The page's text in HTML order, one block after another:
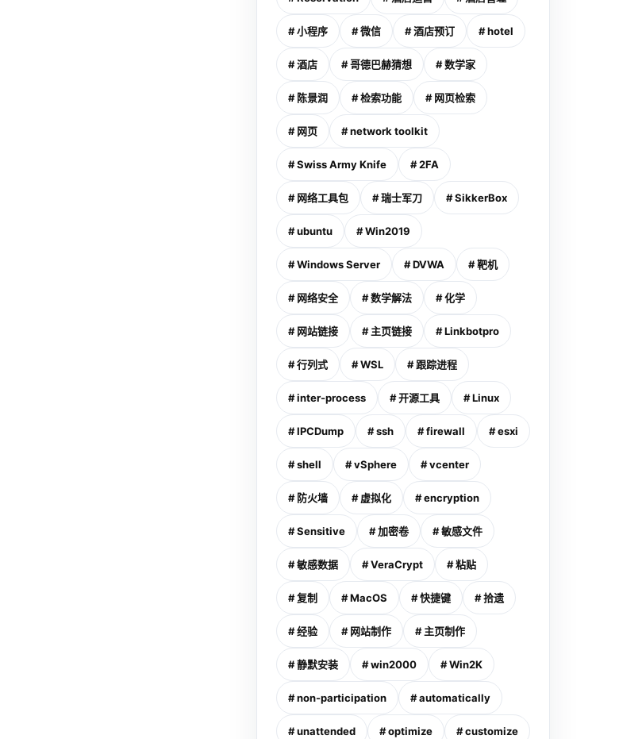
# 小程序 # 微信 # 酒店预订 # hotel
# 酒店 # 哥德巴赫猜想 # 数学家
# 陈景润 # 检索功能 # 网页检索
# 网页 # network toolkit
# Swiss Army Knife # 2FA
# 网络工具包 # 瑞士军刀 # SikkerBox
# ubuntu # Win2019
# Windows Server # DVWA # 靶机
# 网络安全 # 数学解法 # 化学
# 网站链接 # 主页链接 # Linkbotpro
# 行列式 # WSL # 跟踪进程
# inter-process # 开源工具 # Linux
# IPCDump # ssh # firewall # esxi
# shell # vSphere # vcenter
# 防火墙 # 虚拟化 # encryption
# Sensitive # 加密卷 # 敏感文件
# 敏感数据 # VeraCrypt # 粘贴
# 复制 # MacOS # 快捷键 # 拾遗
# 经验 # 网站制作 # 主页制作
# 静默安装 # win2000 # Win2K
# non-participation # automatically
# unattended # optimize # customize